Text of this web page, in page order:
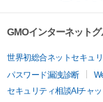
GMOインターネット
世界初総合ネットセキュ
パスワード漏洩診断
セキュリティ相談AIチャッ